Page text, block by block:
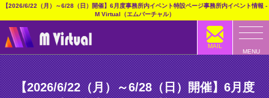
【2026/6/22（月）～6/28（日）開催】6月度事務所内イベント特設ページ事務所内イベント情報 -
M Virtual（エムバーチャル）
MENU
MAIL
【2026/6/22（月）～6/28（日）開催】6月度